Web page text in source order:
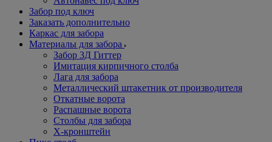
Забор под ключ
Заказать дополнительно
Каркас для забора
Материалы для забора
Забор 3Д Гиттер
Имитация кирпичного столба
Лага для забора
Металлический штакетник от производителя
Откатные ворота
Распашные ворота
Столбы для забора
Х-кронштейн